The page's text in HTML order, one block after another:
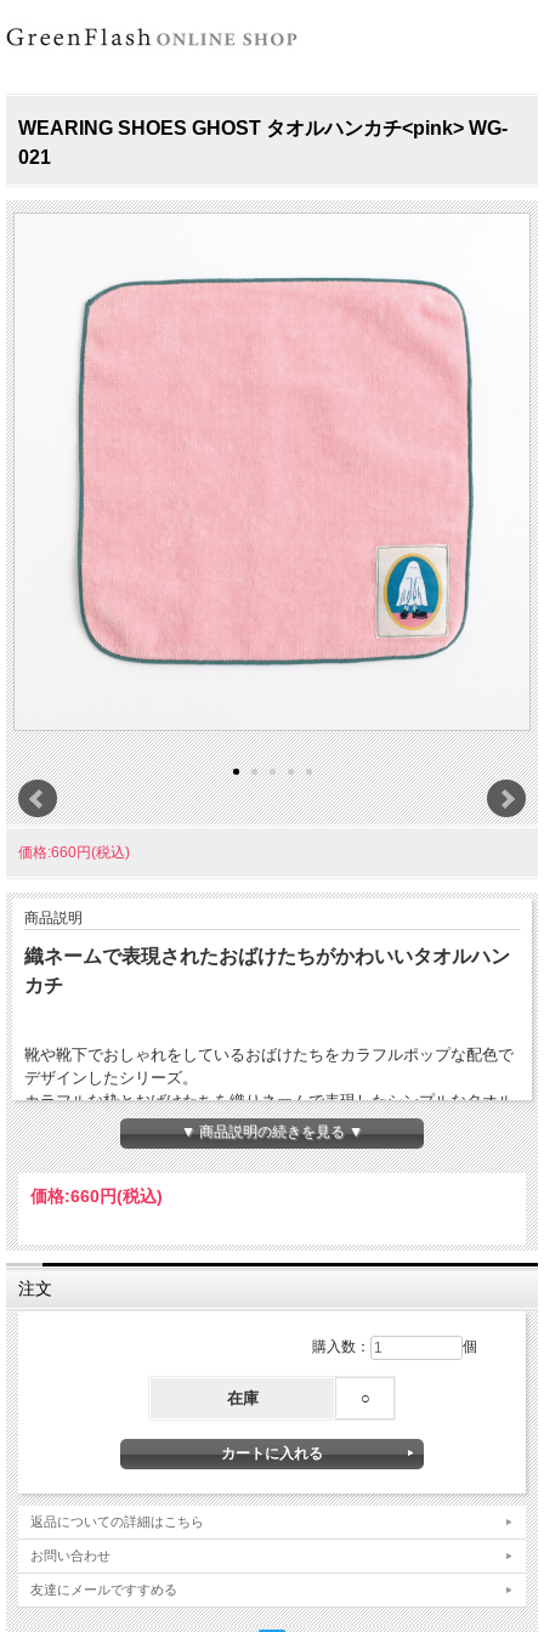
WEARING SHOES GHOST タオルハンカチ<pink> WG-
021
価格:660円(税込)
商品説明
織ネームで表現されたおばけたちがかわいいタオルハン
カチ
靴や靴下でおしゃれをしているおばけたちをカラフルポップな配色で
デザインしたシリーズ。
カラフルな枠とおばけたちを織りネームで表現したシンプルなタオル
ハンカチです。
【サイズ】W250×H250mm
【素材】綿
▼ 商品説明の続きを見る ▼
価格:660円(税込)
注文
購入数： 個
在庫 ○
返品についての詳細はこちら
お問い合わせ
友達にメールですすめる